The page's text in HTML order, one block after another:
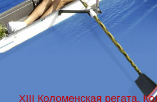
XIII Коломенская регата,